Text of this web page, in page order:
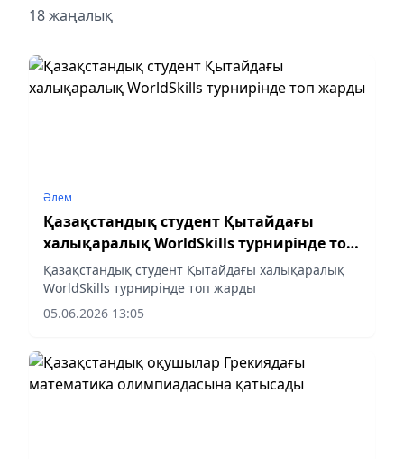
18 жаңалық
Әлем
Қазақстандық студент Қытайдағы
халықаралық WorldSkills турнирінде топ
жарды
Қазақстандық студент Қытайдағы халықаралық
WorldSkills турнирінде топ жарды
05.06.2026 13:05